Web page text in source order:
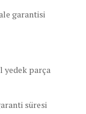
garantisi
yedek parça
süresi